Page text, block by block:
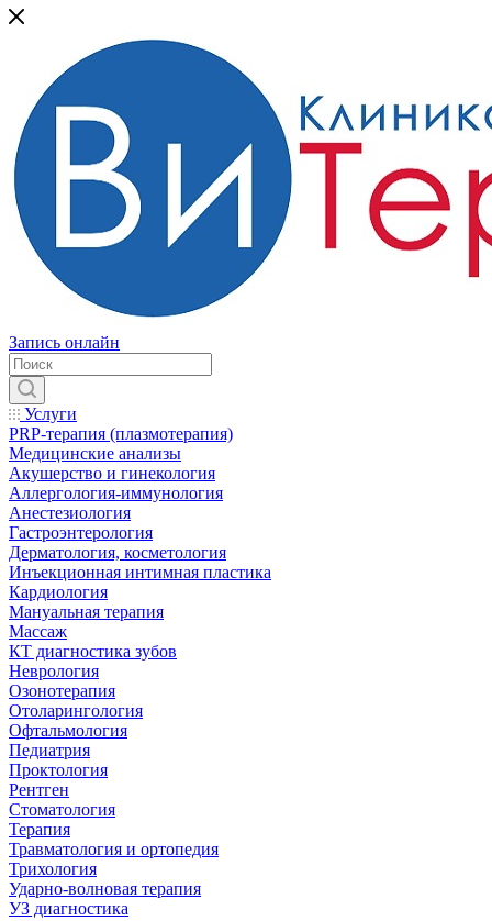
Запись онлайн
Услуги
PRP-терапия (плазмотерапия)
Медицинские анализы
Акушерство и гинекология
Аллергология-иммунология
Анестезиология
Гастроэнтерология
Дерматология, косметология
Инъекционная интимная пластика
Кардиология
Мануальная терапия
Массаж
КТ диагностика зубов
Неврология
Озонотерапия
Отоларингология
Офтальмология
Педиатрия
Проктология
Рентген
Стоматология
Терапия
Травматология и ортопедия
Трихология
Ударно-волновая терапия
УЗ диагностика